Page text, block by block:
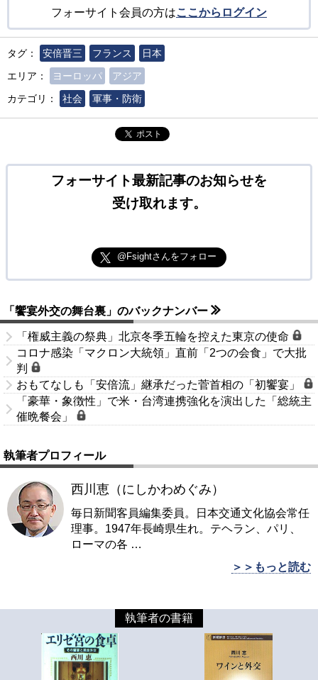
フォーサイト会員の方はここからログイン
タグ： 安倍晋三 フランス
日本
エリア：
ヨーロッパ
アジア
カテゴリ：
社会 軍事・防衛
ポスト
フォーサイト最新記事のお知らせを
受け取れます。
@Fsightさんをフォロー
「饗宴外交の舞台裏」のバックナンバー
「権威主義の祭典」北京冬季五輪を控えた東京の使命
コロナ感染「マクロン大統領」直前「2つの会食」で大批
判
おもてなしも「安倍流」継承だった菅首相の「初饗宴」
「豪華・象徴性」で米・台湾連携強化を演出した「総統主
催晩餐会」
執筆者プロフィール
西川恵（にしかわめぐみ）
毎日新聞客員編集委員。日本交通文化協会常任
理事。1947年長崎県生れ。テヘラン、パリ、
ローマの各 …
＞＞もっと読む
執筆者の書籍